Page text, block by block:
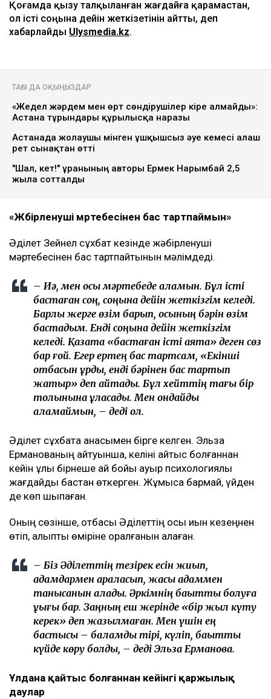
Әділет Зейнел марқұм әйелінің анасы қылмыстық іс
бойынша жәбірленуші мәртебесінен бас тартуды
талап еткеніне қатысты алғаш рет пікір білдірді.
Қоғамда қызу талқыланған жағдайға қарамастан,
ол істі соңына дейін жеткізетінін айтты, деп
ТАҒЫ ДА ОҚЫҢЫЗДАР
Астана тұрғындары құрылысқа наразы
Астанада жолаушы мінген ұшқышсыз әуе кемесі алғаш
"Шал, кет!" ұранының авторы Ермек Нарымбай 2,5
жылға сотталды
«Жәбірленуші мәртебесінен бас тартпаймын»
Әділет Зейнел сұхбат кезінде жәбірленуші
мәртебесінен бас тартпайтынын мәлімдеді.
– Иә, мен осы мәртебеде қаламын. Бұл істі
Барлық жерге өзім барып, осының бәрін өзім
бастадым. Енді соңына дейін жеткізгім
келеді. Қазақта «бастаған істі аяқта» деген сөз
бар ғой. Егер ертең бас тартсам, «Екінші
отбасын құрды, енді бәрінен бас тартып
толқынына ұласады. Мен ондайды
қаламаймын, – деді ол.
Әділет сұхбатқа анасымен бірге келген. Эльза
Ерманованың айтуынша, келіні қайтыс болғаннан
кейін ұлы бірнеше ай бойы ауыр психологиялық
жағдайды бастан өткерген. Жұмысқа бармай, үйден
де көп шықпаған.
Оның сөзінше, отбасы Әділеттің осы қиын кезеңнен
– Біз Әділеттің тезірек есін жиып,